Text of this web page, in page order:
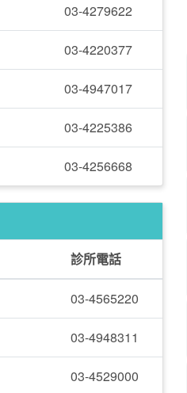
03-4279622
03-4220377
03-4947017
03-4225386
03-4256668
診所電話
03-4565220
03-4948311
03-4529000